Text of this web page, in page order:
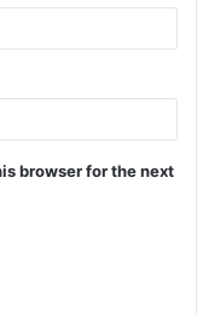
browser for the next